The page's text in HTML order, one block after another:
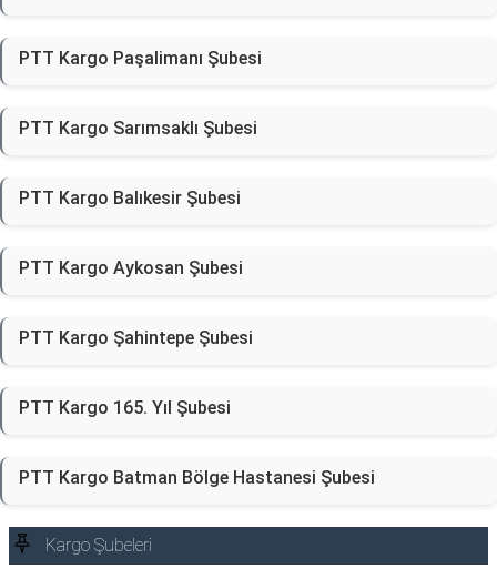
PTT Kargo Paşalimanı Şubesi
PTT Kargo Sarımsaklı Şubesi
PTT Kargo Balıkesir Şubesi
PTT Kargo Aykosan Şubesi
PTT Kargo Şahintepe Şubesi
PTT Kargo 165. Yıl Şubesi
PTT Kargo Batman Bölge Hastanesi Şubesi
Kargo Şubeleri